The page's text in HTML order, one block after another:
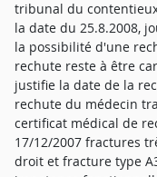
tribunal du
la date du 25.8.2008,
la possibilité d'une
rechute reste à être
justifie la date de la
rechute du médecin
certificat médical de
17/12/2007 fractures
droit et fracture type